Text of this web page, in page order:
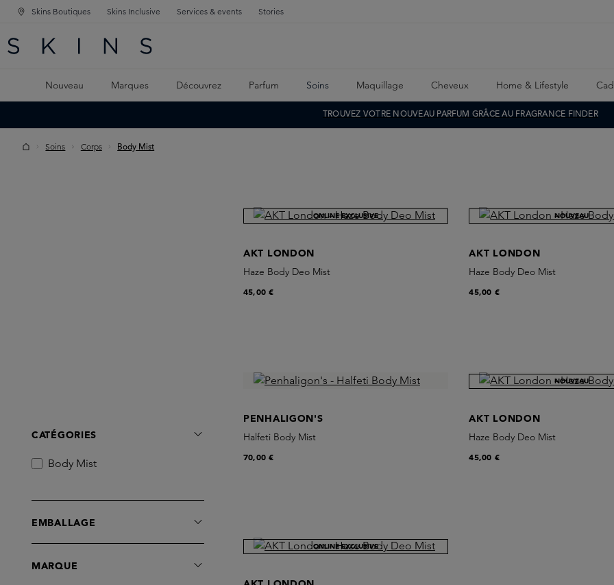
PRINCIPALE
CONTENU PRINCIPAL
Skins Boutiques Skins Inclusive Services & events Stories
Nouveau Marques Découvrez Parfum Soins Maquillage Cheveux Home & Lifestyle
TROUVEZ VOTRE NOUVEAU PARFUM GRÂCE AU FRAGRANCE FINDER
Soins Corps Body Mist
CATÉGORIES
Body Mist
EMBALLAGE
MARQUE
ONLINE EXCLUSIVE
AKT LONDON
Haze Body Deo Mist
45,00 €
NOUVEAU
AKT LONDON
Haze Body Deo Mist
45,00 €
PENHALIGON'S
Halfeti Body Mist
70,00 €
NOUVEAU
AKT LONDON
Haze Body Deo Mist
45,00 €
ONLINE EXCLUSIVE